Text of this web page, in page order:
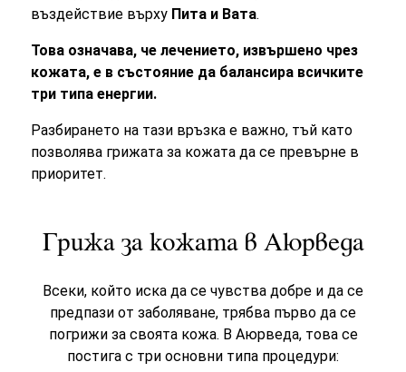
въздействие върху Пита и Вата.
Това означава, че лечението, извършено чрез
кожата, е в състояние да балансира всичките
три типа енергии.
Разбирането на тази връзка е важно, тъй като
позволява грижата за кожата да се превърне в
приоритет.
Грижа за кожата в Аюрведа
Всеки, който иска да се чувства добре и да се
предпази от заболяване, трябва първо да се
погрижи за своята кожа. В Аюрведа, това се
постига с три основни типа процедури: